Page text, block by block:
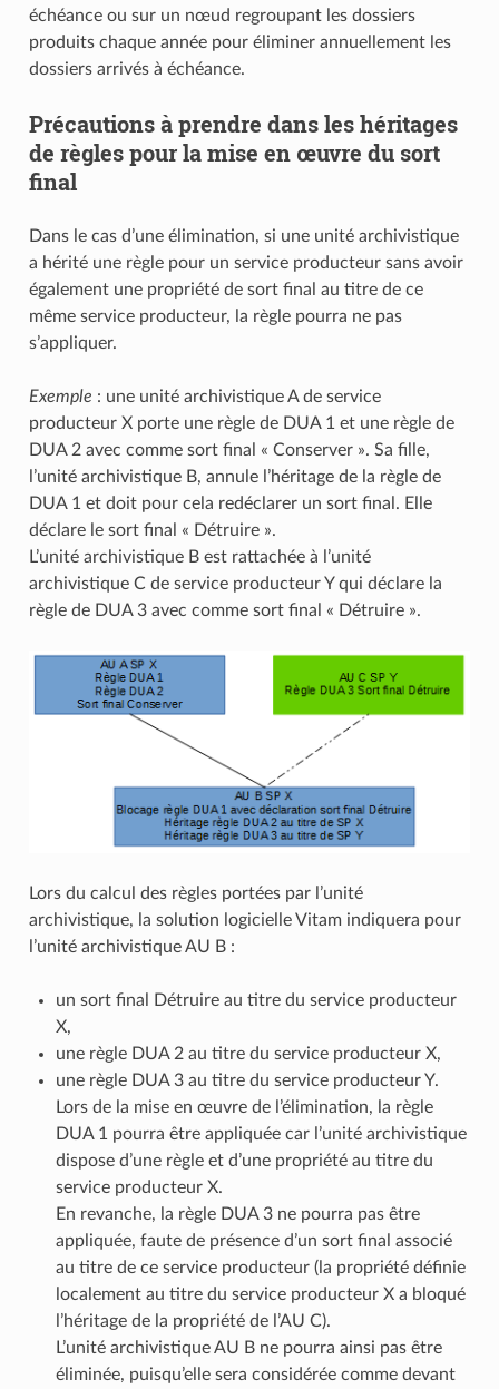
échéance ou sur un nœud regroupant les dossiers
produits chaque année pour éliminer annuellement les
dossiers arrivés à échéance.
Précautions à prendre dans les héritages
de règles pour la mise en œuvre du sort
final
Dans le cas d’une élimination, si une unité archivistique
a hérité une règle pour un service producteur sans avoir
également une propriété de sort final au titre de ce
même service producteur, la règle pourra ne pas
s’appliquer.
Exemple : une unité archivistique A de service
producteur X porte une règle de DUA 1 et une règle de
DUA 2 avec comme sort final « Conserver ». Sa fille,
l’unité archivistique B, annule l’héritage de la règle de
DUA 1 et doit pour cela redéclarer un sort final. Elle
déclare le sort final « Détruire ».
L’unité archivistique B est rattachée à l’unité
archivistique C de service producteur Y qui déclare la
règle de DUA 3 avec comme sort final « Détruire ».
Lors du calcul des règles portées par l’unité
archivistique, la solution logicielle Vitam indiquera pour
l’unité archivistique AU B :
un sort final Détruire au titre du service producteur
X,
une règle DUA 2 au titre du service producteur X,
une règle DUA 3 au titre du service producteur Y.
Lors de la mise en œuvre de l’élimination, la règle
DUA 1 pourra être appliquée car l’unité archivistique
dispose d’une règle et d’une propriété au titre du
service producteur X.
En revanche, la règle DUA 3 ne pourra pas être
appliquée, faute de présence d’un sort final associé
au titre de ce service producteur (la propriété définie
localement au titre du service producteur X a bloqué
l’héritage de la propriété de l’AU C).
L’unité archivistique AU B ne pourra ainsi pas être
éliminée, puisqu’elle sera considérée comme devant